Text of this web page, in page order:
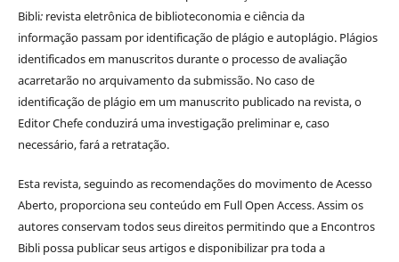
Bibli: revista eletrônica de biblioteconomia e ciência da
informaçãopassam por identificação de plágio e autoplágio. Plágios
identificados em manuscritos durante o processo de avaliação
acarretarão no arquivamento da submissão. No caso de
identificação de plágio em um manuscrito publicado na revista, o
Editor Chefe conduzirá uma investigação preliminar e, caso
necessário, fará a retratação.
Esta revista, seguindo as recomendações do movimento de Acesso
Aberto, proporciona seu conteúdo em Full Open Access. Assim os
autores conservam todos seus direitos permitindo que a Encontros
Bibli possa publicar seus artigos e disponibilizar pra toda a